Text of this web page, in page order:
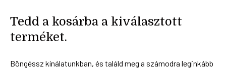
Tedd a kosárba a kiválasztott
terméket.
Böngéssz kínálatunkban, és találd meg a számodra leginkább